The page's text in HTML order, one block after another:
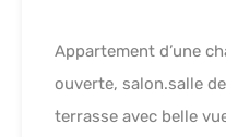
Appartement d’une
ouverte, salon.salle
terrasse avec belle